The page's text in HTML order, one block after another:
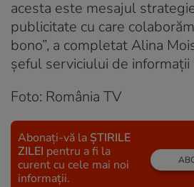
acesta este mesajul
publicitate cu care
bono”, a completat Alina
șeful serviciului de informații
Foto: România TV
Abonați-vă la ȘTIRILE
ZILEI pentru a fi la
curent cu cele mai noi
informații.